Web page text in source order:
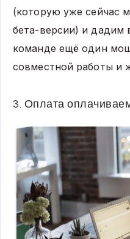
(которую уже сейчас
бета-версии) и дадим
команде ещё один
совместной работы и
3. Оплата